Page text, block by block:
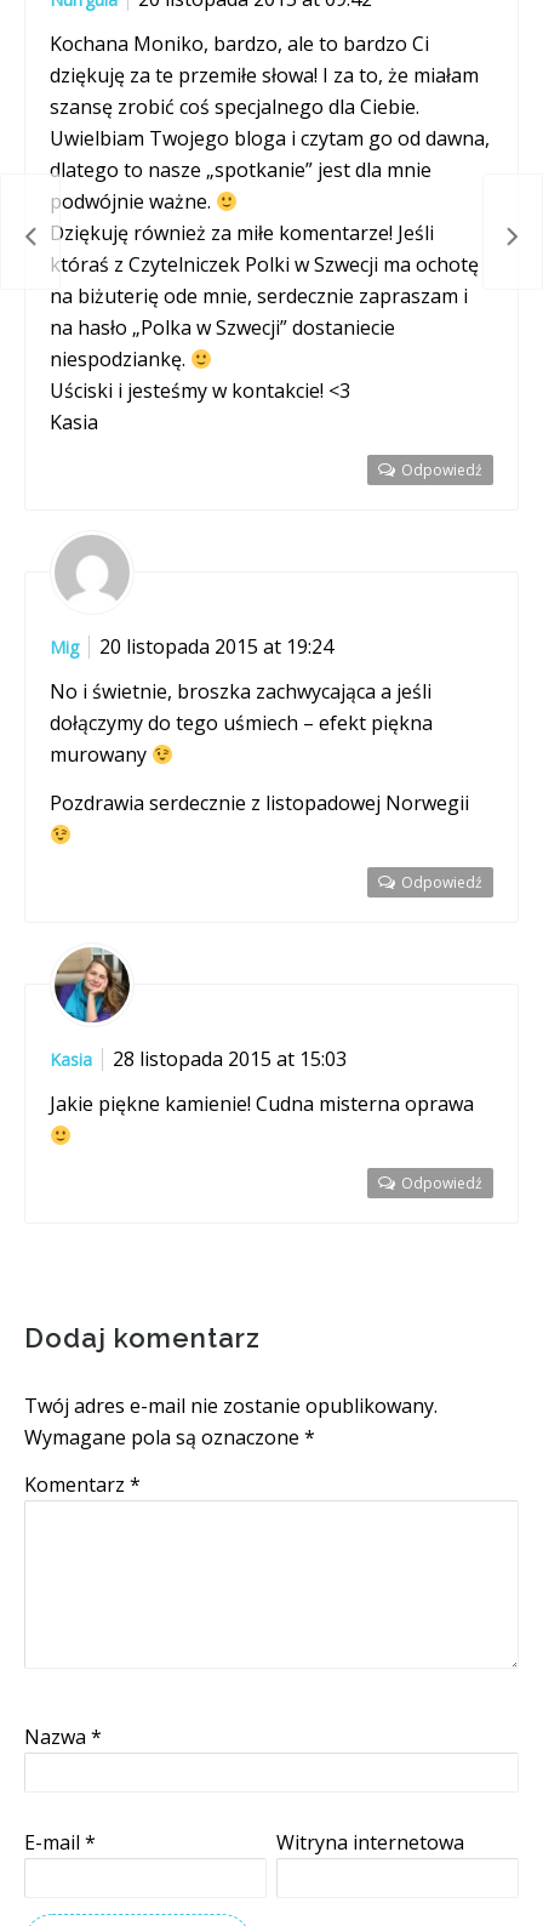
Kochana Moniko, bardzo, ale to bardzo Ci
dziękuję za te przemiłe słowa! I za to, że miałam
szansę zrobić coś specjalnego dla Ciebie.
Uwielbiam Twojego bloga i czytam go od dawna,
dlatego to nasze „spotkanie” jest dla mnie
podwójnie ważne.
Dziękuję również za miłe komentarze! Jeśli
któraś z Czytelniczek Polki w Szwecji ma ochotę
na biżuterię ode mnie, serdecznie zapraszam i
na hasło „Polka w Szwecji” dostaniecie
niespodziankę.
Uściski i jesteśmy w kontakcie! <3
Kasia
Odpowiedź
Mig
20 listopada 2015 at 19:24
No i świetnie, broszka zachwycająca a jeśli
dołączymy do tego uśmiech – efekt piękna
murowany
Pozdrawia serdecznie z listopadowej Norwegii
Odpowiedź
Kasia
28 listopada 2015 at 15:03
Jakie piękne kamienie! Cudna misterna oprawa
Odpowiedź
Dodaj komentarz
Twój adres e-mail nie zostanie opublikowany.
Wymagane pola są oznaczone *
Komentarz *
Nazwa *
E-mail * Witryna internetowa